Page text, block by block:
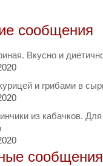
сообщения
Вкусно и
и грибами в
из кабачков.
сообщения